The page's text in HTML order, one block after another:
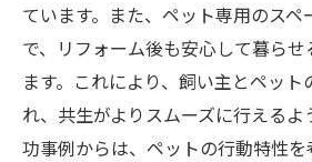
ています。また、ペット専用のスペ
で、リフォーム後も安心して暮ら
ます。これにより、飼い主とペッ
れ、共生がよりスムーズに行える
功事例からは、ペットの行動特性